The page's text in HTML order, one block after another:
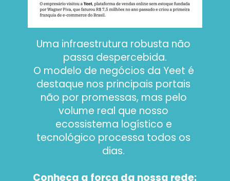
Uma infraestrutura robusta não
passa despercebida.
O modelo de negócios da Yeet é
destaque nos principais portais
não por promessas, mas pelo
volume real que nosso
ecossistema logístico e
tecnológico processa todos os
dias.
Conheça a força da nossa rede: